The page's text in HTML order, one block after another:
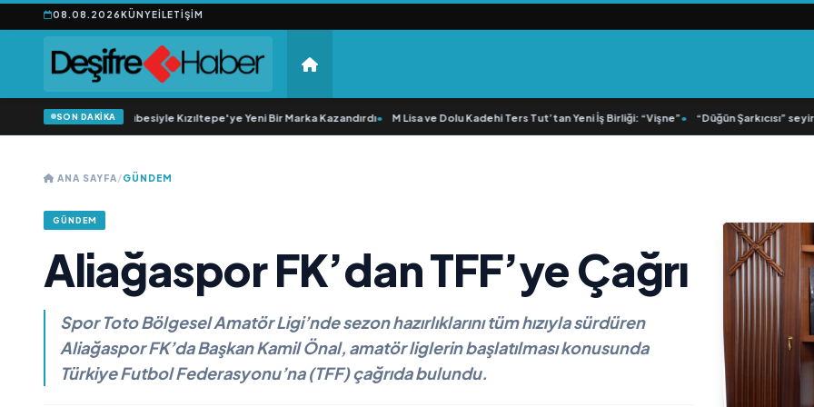
08.08.2026KÜNYEİLETIŞIM
SON DAKİKA
20 Yıllık Esnaflık Tecrübesiyle Kızıltepe'ye Yeni Bir Marka Kazandırdı• M Lisa ve Dolu Kadehi Ters Tut’tan Yeni İş Birliği: “Vişne”• “Düğün Şarkıcısı”
ANA SAYFA/GÜNDEM
GÜNDEM
Aliağaspor FK’dan TFF’ye Çağrı
Spor Toto Bölgesel Amatör Ligi’nde sezon hazırlıklarını tüm hızıyla sürdüren
Aliağaspor FK’da Başkan Kamil Önal, amatör liglerin başlatılması konusunda
Türkiye Futbol Federasyonu’na (TFF) çağrıda bulundu.